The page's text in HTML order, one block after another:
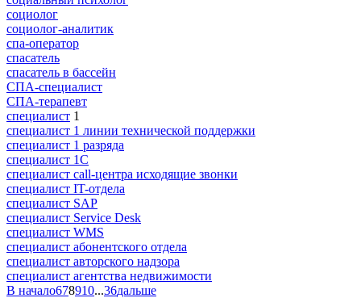
социолог
социолог-аналитик
спа-оператор
спасатель
спасатель в бассейн
СПА-специалист
СПА-терапевт
специалист 1
специалист 1 линии технической поддержки
специалист 1 разряда
специалист 1С
специалист call-центра исходящие звонки
специалист IT-отдела
специалист SAP
специалист Service Desk
специалист WMS
специалист абонентского отдела
специалист авторского надзора
специалист агентства недвижимости
В начало678910...36дальше